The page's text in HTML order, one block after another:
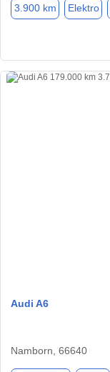
3.900 km Elektro
Audi A6
Namborn, 66640